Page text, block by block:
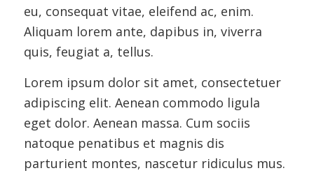
eu, consequat vitae, eleifend ac, enim.
Aliquam lorem ante, dapibus in, viverra
quis, feugiat a, tellus.
Lorem ipsum dolor sit amet, consectetuer
adipiscing elit. Aenean commodo ligula
eget dolor. Aenean massa. Cum sociis
natoque penatibus et magnis dis
parturient montes, nascetur ridiculus mus.